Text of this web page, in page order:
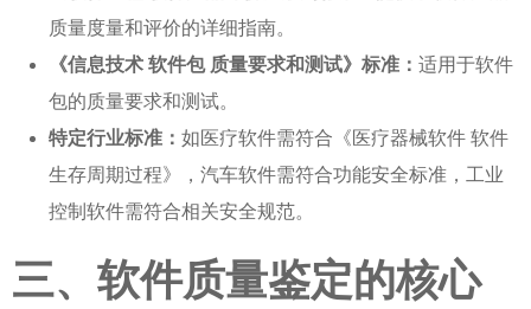
质量度量和评价的详细指南。
《信息技术 软件包 质量要求和测试》标准：适用于软件
包的质量要求和测试。
特定行业标准：如医疗软件需符合《医疗器械软件 软件
生存周期过程》，汽车软件需符合功能安全标准，工业
控制软件需符合相关安全规范。
三、软件质量鉴定的核心